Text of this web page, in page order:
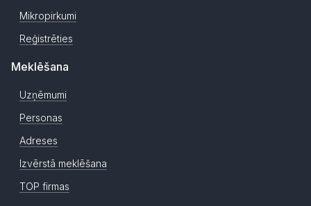
Mikropirkumi
Reģistrēties
Meklēšana
Uzņēmumi
Personas
Adreses
Izvērstā meklēšana
TOP firmas